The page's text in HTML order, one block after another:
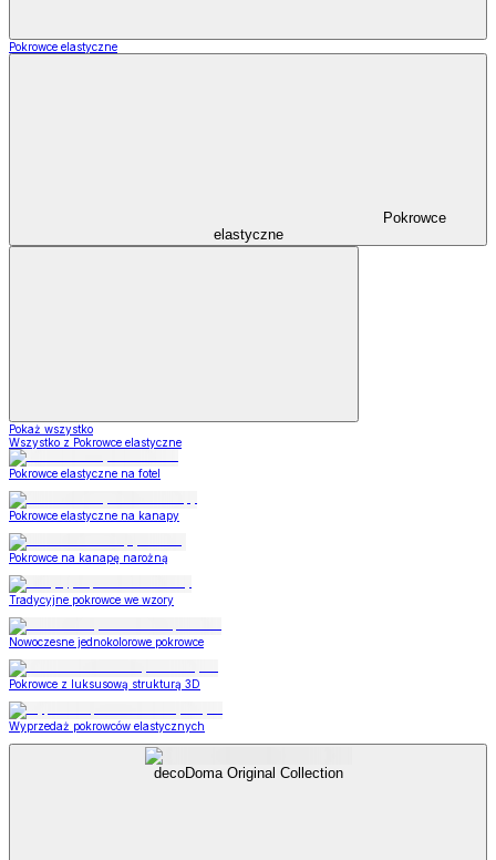
Pokrowce elastyczne
Pokrowce
elastyczne
Pokaż wszystko
Wszystko z Pokrowce elastyczne
Pokrowce elastyczne na fotel
Pokrowce elastyczne na kanapy
Pokrowce na kanapę narożną
Tradycyjne pokrowce we wzory
Nowoczesne jednokolorowe pokrowce
Pokrowce z luksusową strukturą 3D
Wyprzedaż pokrowców elastycznych
decoDoma Original Collection